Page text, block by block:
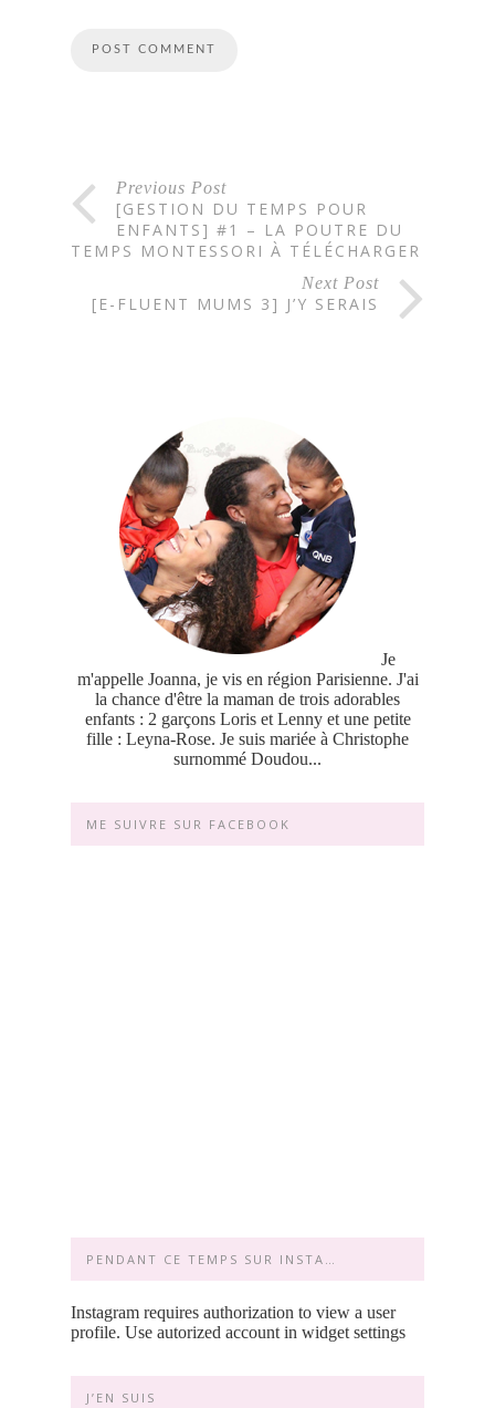
Previous Post
[GESTION DU TEMPS POUR
ENFANTS] #1 – LA POUTRE DU
TEMPS MONTESSORI À TÉLÉCHARGER
Next Post
[E-FLUENT MUMS 3] J’Y SERAIS
Je
m'appelle Joanna, je vis en région Parisienne. J'ai
la chance d'être la maman de trois adorables
enfants : 2 garçons Loris et Lenny et une petite
fille : Leyna-Rose. Je suis mariée à Christophe
surnommé Doudou...
ME SUIVRE SUR FACEBOOK
PENDANT CE TEMPS SUR INSTA…
Instagram requires authorization to view a user
profile. Use autorized account in widget settings
J’EN SUIS